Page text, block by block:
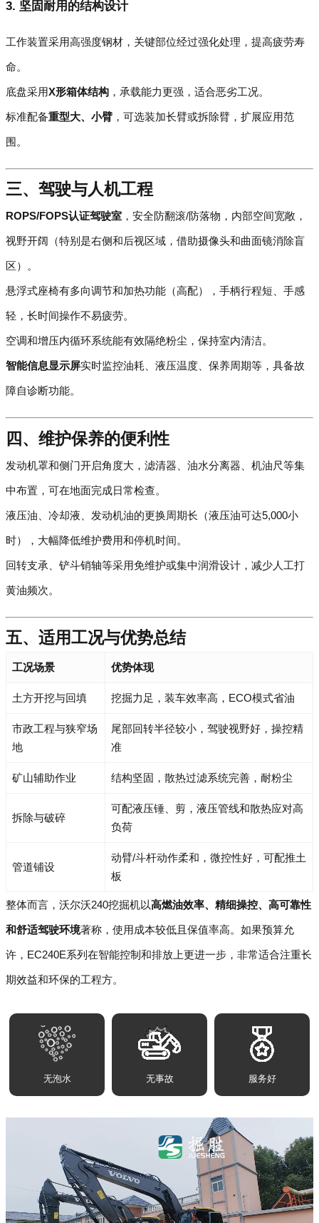
3. 坚固耐用的结构设计
工作装置采用高强度钢材，关键部位经过强化处理，提高疲劳寿
命。
底盘采用X形箱体结构 ，承载能力更强，适合恶劣工况。
标准配备重型大、小臂 ，可选装加长臂或拆除臂，扩展应用范
围。
三、驾驶与人机工程
ROPS/FOPS认证驾驶室 ，安全防翻滚/防落物，内部空间宽敞，
视野开阔（特别是右侧和后视区域，借助摄像头和曲面镜消除盲
区）。
悬浮式座椅有多向调节和加热功能（高配），手柄行程短、手感
轻，长时间操作不易疲劳。
空调和增压内循环系统能有效隔绝粉尘，保持室内清洁。
智能信息显示屏实时监控油耗、液压温度、保养周期等，具备故
障自诊断功能。
四、维护保养的便利性
发动机罩和侧门开启角度大，滤清器、油水分离器、机油尺等集
中布置，可在地面完成日常检查。
液压油、冷却液、发动机油的更换周期长（液压油可达5,000小
时），大幅降低维护费用和停机时间。
回转支承、铲斗销轴等采用免维护或集中润滑设计，减少人工打
黄油频次。
五、适用工况与优势总结
工况场景 优势体现
土方开挖与回填 挖掘力足，装车效率高，ECO模式省油
市政工程与狭窄场
地
尾部回转半径较小，驾驶视野好，操控精
准
矿山辅助作业 结构坚固，散热过滤系统完善，耐粉尘
拆除与破碎
可配液压锤、剪，液压管线和散热应对高
负荷
管道铺设
动臂/斗杆动作柔和，微控性好，可配推土
板
整体而言，沃尔沃240挖掘机以高燃油效率、精细操控、高可靠性
和舒适驾驶环境著称，使用成本较低且保值率高。如果预算允
许，EC240E系列在智能控制和排放上更进一步，非常适合注重长
期效益和环保的工程方。
无泡水 无事故 服务好